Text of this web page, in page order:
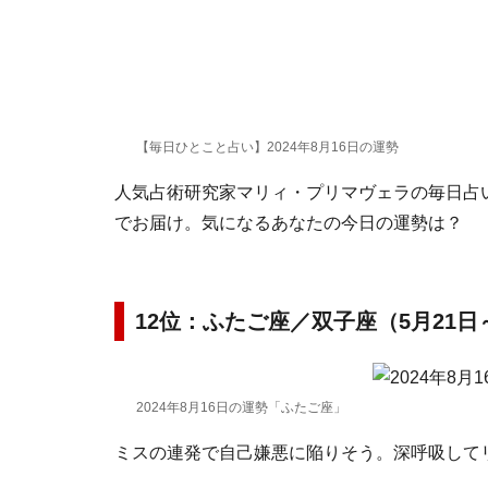
【毎日ひとこと占い】2024年8月16日の運勢
人気占術研究家マリィ・プリマヴェラの毎日
でお届け。気になるあなたの今日の運勢は？
12位：ふたご座／双子座（5月21日
2024年8月16日の運勢「ふたご座」
ミスの連発で自己嫌悪に陥りそう。深呼吸し